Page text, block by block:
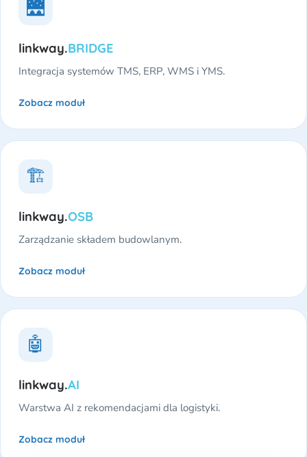
🌉
linkway.BRIDGE
Integracja systemów TMS, ERP, WMS i YMS.
Zobacz moduł
🏗️
linkway.OSB
Zarządzanie składem budowlanym.
Zobacz moduł
🤖
linkway.AI
Warstwa AI z rekomendacjami dla logistyki.
Zobacz moduł